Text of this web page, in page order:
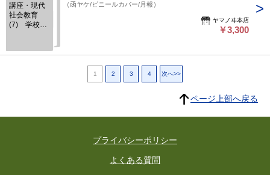
講座・現代
社会教育
(7) 学校外
（函ヤケ/ビニールカバー/月報）
ヤマノヰ本店
￥3,300
1 2 3 4 次へ>>
ページ上部へ戻る
プライバシーポリシー
よくある質問